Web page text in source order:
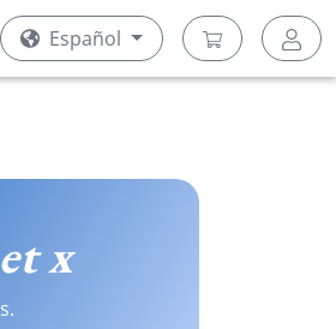
Español
x